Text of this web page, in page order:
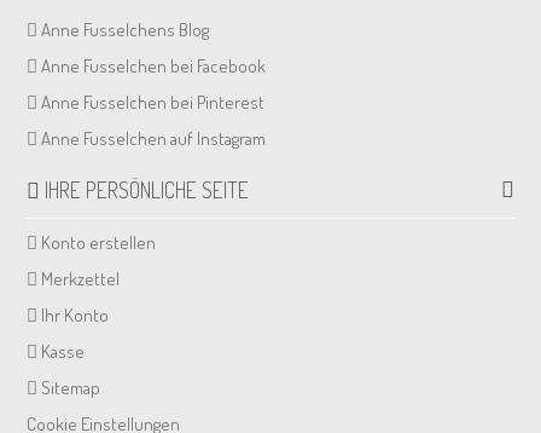
Anne Fusselchens Blog
Anne Fusselchen bei Facebook
Anne Fusselchen bei Pinterest
Anne Fusselchen auf Instagram
IHRE PERSÖNLICHE SEITE
Konto erstellen
Merkzettel
Ihr Konto
Kasse
Sitemap
Cookie Einstellungen